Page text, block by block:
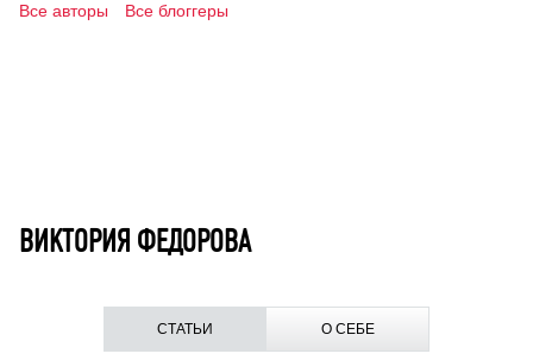
Все авторы
Все блоггеры
ВИКТОРИЯ ФЕДОРОВА
СТАТЬИ О СЕБЕ